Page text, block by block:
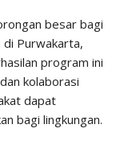
besar bagi
Purwakarta,
program ini
kolaborasi
dapat
bagi lingkungan.